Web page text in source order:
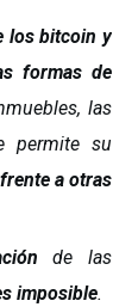
los bitcoin y
formas de
las
permite su
a otras
de las
imposible.